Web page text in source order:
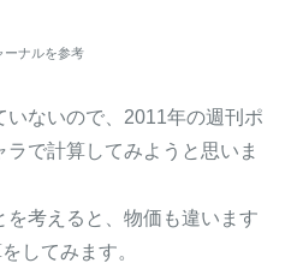
ーナルを参考
ないので、2011年の週刊ポ
で計算してみようと思いま
を考えると、物価も違います
してみます。